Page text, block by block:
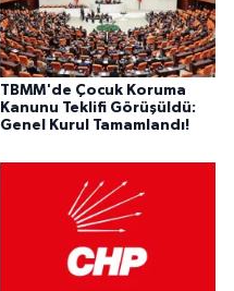
TBMM'de Çocuk Koruma
Kanunu Teklifi Görüşüldü:
Genel Kurul Tamamlandı!